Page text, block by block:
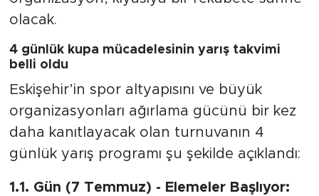
olacak.
4 günlük kupa mücadelesinin yarış takvimi
belli oldu
Eskişehir’in spor altyapısını ve büyük
organizasyonları ağırlama gücünü bir kez
daha kanıtlayacak olan turnuvanın 4
günlük yarış programı şu şekilde açıklandı:
1.1. Gün (7 Temmuz) - Elemeler Başlıyor: